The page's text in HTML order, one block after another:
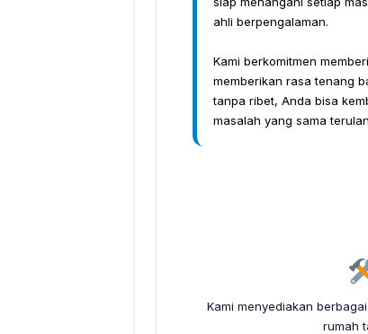
ahli berpengalaman.
Kami berkomitmen
memberikan rasa tenang
tanpa ribet, Anda bisa
masalah yang sama
Kami menyediakan
rumah